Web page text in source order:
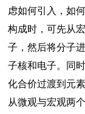
虑如何引入，如
构成时，可先从
子，然后将分子
子核和电子。同
化合价过渡到元
从微观与宏观两